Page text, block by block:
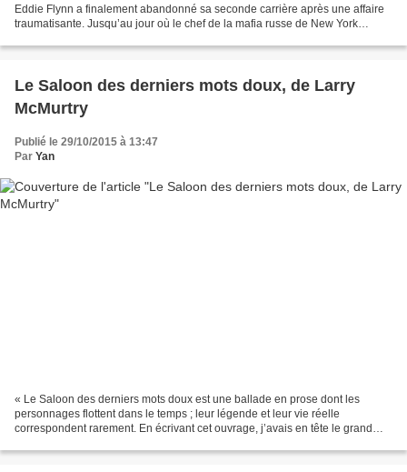
Eddie Flynn a finalement abandonné sa seconde carrière après une affaire
traumatisante. Jusqu’au jour où le chef de la mafia russe de New York
Le Saloon des derniers mots doux, de Larry
McMurtry
Publié le 29/10/2015 à 13:47
Par Yan
« Le Saloon des derniers mots doux est une ballade en prose dont les
personnages flottent dans le temps ; leur légende et leur vie réelle
correspondent rarement. En écrivant cet ouvrage, j’avais en tête le grand